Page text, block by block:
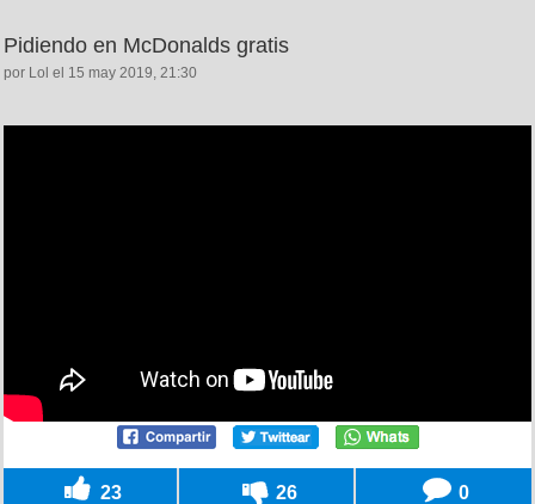
Pidiendo en McDonalds gratis
por Lol el 15 may 2019, 21:30
23 26 0